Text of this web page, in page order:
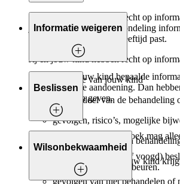
Jij en jouw kind hebben recht op
jou en jouw kind altijd mondeling
vorm die bij zijn of haar leeftijd past.
Jij en jouw kind hebben recht op
de ziekte van jouw kind
aard en doel van de
gevolgen, risico’s, mogelijke
andere methoden van
de medicijnen die jouw kind
gevolgen van niet behandelen of
Informatie weigeren
Als jij en/of jouw kind bepaalde
op een erfelijke aandoening. Dan
informatie toch geven.
Beslissen
Een behandeling of onderzoek mag
tot 12 jaar: ouders (of voogd)
de hand is en gaat gebeuren.
Wilsonbekwaamheid